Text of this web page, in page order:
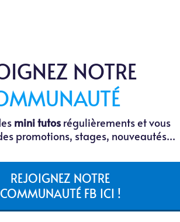
NOTRE
mini tutos régulièrements et vous
promotions, stages, nouveautés...
REJOIGNEZ NOTRE
COMMUNAUTÉ FB ICI !